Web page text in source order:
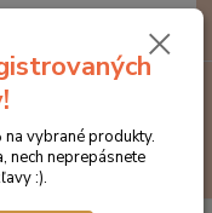
Hľadať
za0 €
vybrané produkty.
nech neprepásnete
:).